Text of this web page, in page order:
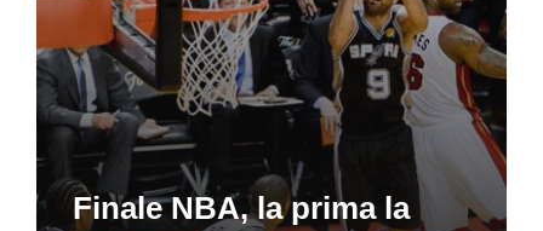
Finale NBA, la prima la